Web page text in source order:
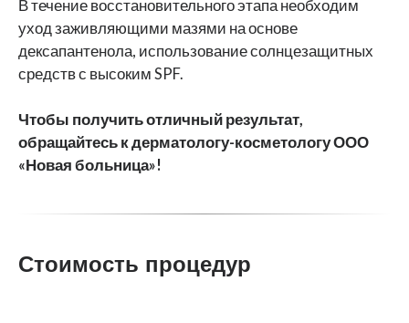
В течение восстановительного этапа необходим
уход заживляющими мазями на основе
дексапантенола, использование солнцезащитных
средств с высоким SPF.
Чтобы получить отличный результат,
обращайтесь к дерматологу-косметологу ООО
«Новая больница»!
Стоимость процедур